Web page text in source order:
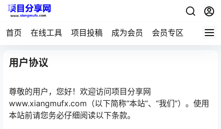
首页 在线工具 项目投稿 成为会员 会员专区
用户协议
尊敬的用户，您好！欢迎访问项目分享网
www.xiangmufx.com（以下简称“本站”、“我们”）。使用
本站前请您务必仔细阅读以下条款。